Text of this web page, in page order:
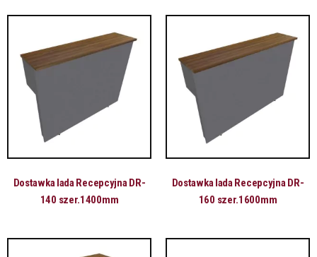
Dostawka lada Recepcyjna DR-
140 szer.1400mm
Dostawka lada Recepcyjna DR-
160 szer.1600mm